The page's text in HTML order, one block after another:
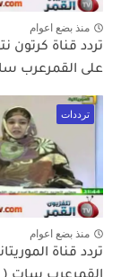
منذ بضع اعوام
تردد قناة كرتون
على القمرعرب
ترددات
منذ بضع اعوام
تردد قناة